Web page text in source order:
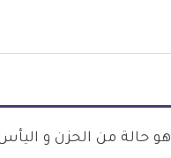
هو حالة من الحزن و اليأس